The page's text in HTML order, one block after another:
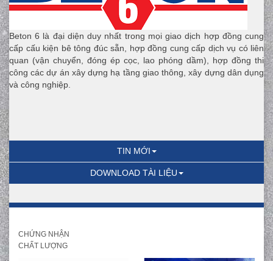
Beton 6 là đại diện duy nhất trong mọi giao dịch hợp đồng cung
cấp cấu kiện bê tông đúc sẵn, hợp đồng cung cấp dịch vụ có liên
quan (vận chuyển, đóng ép cọc, lao phóng dầm), hợp đồng thi
công các dự án xây dựng hạ tầng giao thông, xây dựng dân dụng
và công nghiệp.
TIN MỚI
DOWNLOAD TÀI LIỆU
CHỨNG NHẬN
CHẤT LƯỢNG